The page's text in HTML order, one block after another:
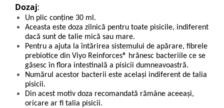
Dozaj:
Un plic conține 30 ml.
Aceasta este doza zilnică pentru toate pisicile, indiferent
dacă sunt de talie mică sau mare.
Pentru a ajuta la întărirea sistemului de apărare, fibrele
prebiotice din Viyo Reinforces® hrănesc bacteriile ce se
găsesc în flora intestinală a pisicii dumneavoastră.
Numărul acestor bacterii este același indiferent de talia
pisicii.
Din acest motiv doza recomandată rămâne aceeași,
oricare ar fi talia pisicii.